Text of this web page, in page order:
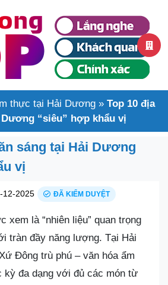
thực tại Hải Dương » Top 10 địa
“siêu” hợp khẩu vị
sáng tại Hải Dương
vị
2025 ĐÃ KIỂM DUYỆT
xem là “nhiên liệu” quan trọng
tràn đầy năng lượng. Tại Hải
Đông trù phú – văn hóa ẩm
kỳ đa dạng với đủ các món từ